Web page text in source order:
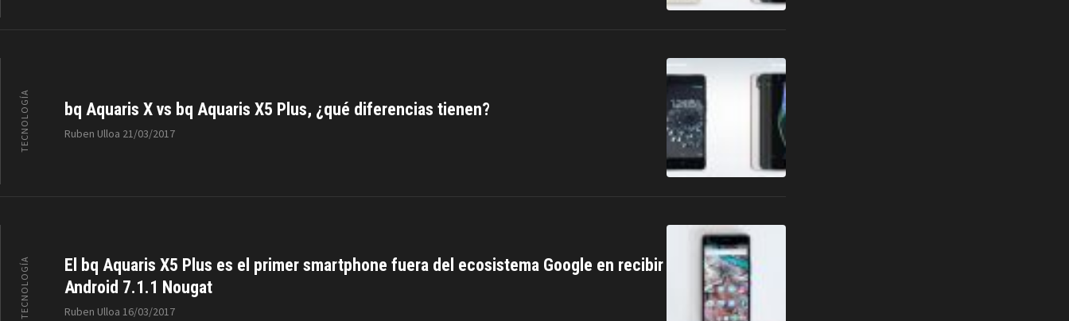
TECNOLOGÍA bq Aquaris X vs bq Aquaris X5 Plus, ¿qué diferencias tienen?
Ruben Ulloa 21/03/2017
TECNOLOGÍA
El bq Aquaris X5 Plus es el primer smartphone fuera del ecosistema Google en recibir
Android 7.1.1 Nougat
Ruben Ulloa 16/03/2017